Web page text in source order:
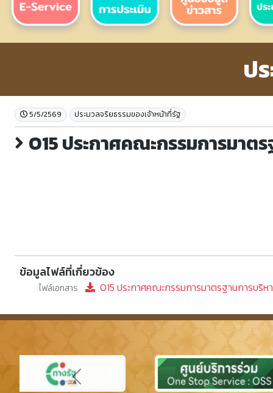
ป
5/5/2569 ประมวลจริยธรรมของเจ้าหน้าที่รัฐ
O15 ประกาศคณะกรรมการมา
ข้อมูลไฟล์ที่เกี่ยวข้อง
ไฟล์เอกสาร O15 ประกาศคณะกรรมการมาตรฐานการบริ
Previous